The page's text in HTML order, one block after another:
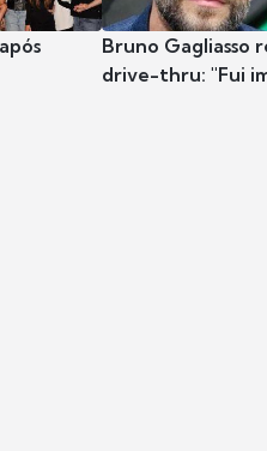
Bruno Gagliasso
drive-thru: "Fui